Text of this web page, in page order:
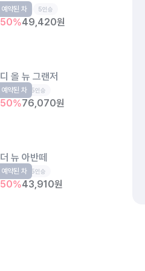
소형SUV 5인승
50%49,420원
예약된 차
디 올 뉴 그랜저
준대형 5인승
50%76,070원
예약된 차
더 뉴 아반떼
준중형 5인승
50%43,910원
예약된 차